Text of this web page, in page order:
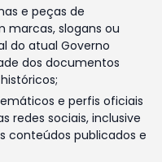
e peças de
slogans ou
do atual Governo
dos documentos
e perfis oficiais
redes sociais, inclusive
conteúdos publicados e